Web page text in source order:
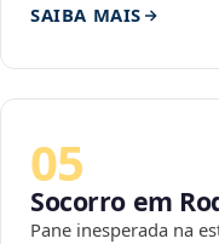
SAIBA MAIS
05
Socorro em
Pane inesperada na